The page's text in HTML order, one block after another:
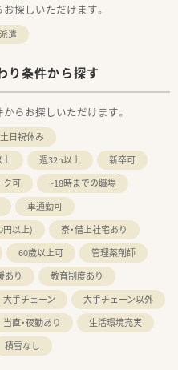
探しいただけます。
派遣
り条件から探す
らお探しいただけます。
土日祝休み
上 週32h以上
新卒可
ク可
~18時までの職場
車通勤可
円以上)
寮・借上社宅あり
60歳以上可
管理薬剤師
あり
教育制度あり
大手チェーン
大手チェーン以外
当直・夜勤あり
生活環境充実
積雪なし